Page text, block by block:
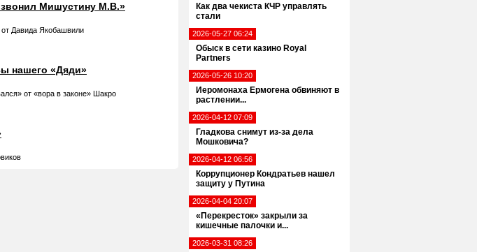
Как два чекиста КЧР управлять
стали
2026-05-27 06:24
Обыск в сети казино Royal
Partners
2026-05-26 10:20
Иеромонаха Ермогена обвиняют в
растлении...
2026-04-12 07:09
Гладкова снимут из-за дела
Мошковича?
2026-04-12 06:56
Коррупционер Кондратьев нашел
защиту у Путина
2026-04-04 20:07
«Перекресток» закрыли за
кишечные палочки и...
2026-03-31 08:26
Мишустину М.В.»
Давида Якобашвили
нашего «Дяди»
от «вора в законе» Шакро